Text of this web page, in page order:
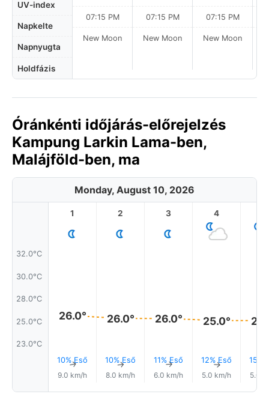
UV-index
Napkelte
Napnyugta
Holdfázis
07:15 PM
New Moon
07:15 PM
New Moon
07:15 PM
New Moon
Óránkénti időjárás-előrejelzés
Kampung Larkin Lama-ben,
Malájföld-ben, ma
Monday, August 10, 2026
32.0°C
30.0°C
28.0°C
25.0°C
23.0°C
1
26.0°
10% Eső
↑
9.0 km/h
2
26.0°
10% Eső
↑
8.0 km/h
3
26.0°
11% Eső
↑
6.0 km/h
4
25.0°
12% Eső
↑
5.0 km/h
15%
5.0